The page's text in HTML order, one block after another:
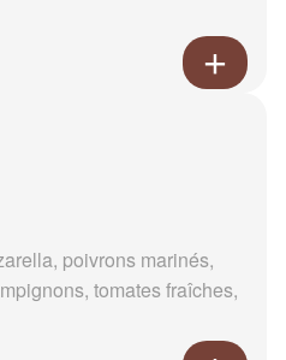
poivrons marinés,
tomates fraîches,